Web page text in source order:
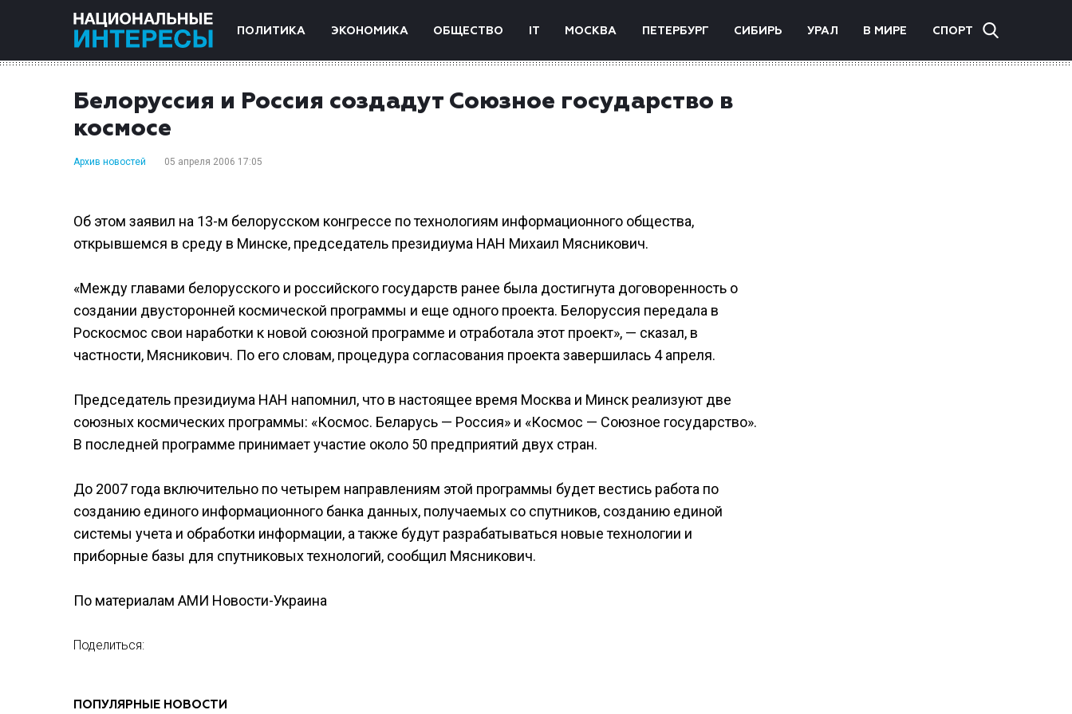
ПОЛИТИКА ЭКОНОМИКА ОБЩЕСТВО IT МОСКВА ПЕТЕРБУРГ СИБИРЬ УРАЛ В МИРЕ СПОРТ
Белоруссия и Россия создадут Союзное государство в
космосе
Архив новостей 05 апреля 2006 17:05
Об этом заявил на 13-м белорусском конгрессе по технологиям информационного общества,
открывшемся в среду в Минске, председатель президиума НАН Михаил Мясникович.
«Между главами белорусского и российского государств ранее была достигнута договоренность о
создании двусторонней космической программы и еще одного проекта. Белоруссия передала в
Роскосмос свои наработки к новой союзной программе и отработала этот проект», — сказал, в
частности, Мясникович. По его словам, процедура согласования проекта завершилась 4 апреля.
Председатель президиума НАН напомнил, что в настоящее время Москва и Минск реализуют две
союзных космических программы: «Космос. Беларусь — Россия» и «Космос — Союзное государство».
В последней программе принимает участие около 50 предприятий двух стран.
До 2007 года включительно по четырем направлениям этой программы будет вестись работа по
созданию единого информационного банка данных, получаемых со спутников, созданию единой
системы учета и обработки информации, а также будут разрабатываться новые технологии и
приборные базы для спутниковых технологий, сообщил Мясникович.
По материалам АМИ Новости-Украина
Поделиться:
ПОПУЛЯРНЫЕ НОВОСТИ